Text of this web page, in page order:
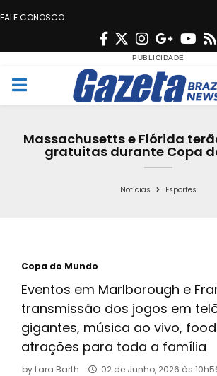
FALE CONOSCO
F
c
e
o
T
w
i
t
e
n
s
t
g
r
a
G
o
o
g
e
Y
u
t
b
M
Massachusetts e Flórida
gratuitas durante Copa
Notícias Esportes
Copa do Mundo
Eventos em Marlborough e
transmissão dos jogos em
gigantes, música ao vivo,
atrações para toda a família
by Lara Barth 02 de Junho, 2026 às